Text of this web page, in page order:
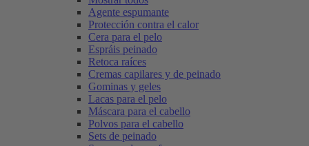
Agente espumante
Protección contra el calor
Cera para el pelo
Espráis peinado
Retoca raíces
Cremas capilares y de peinado
Gominas y geles
Lacas para el pelo
Máscara para el cabello
Polvos para el cabello
Sets de peinado